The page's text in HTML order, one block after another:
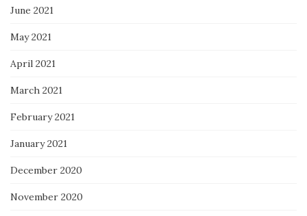
June 2021
May 2021
April 2021
March 2021
February 2021
January 2021
December 2020
November 2020